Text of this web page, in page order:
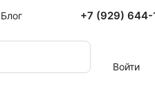
Блог +7 (929)
Войти